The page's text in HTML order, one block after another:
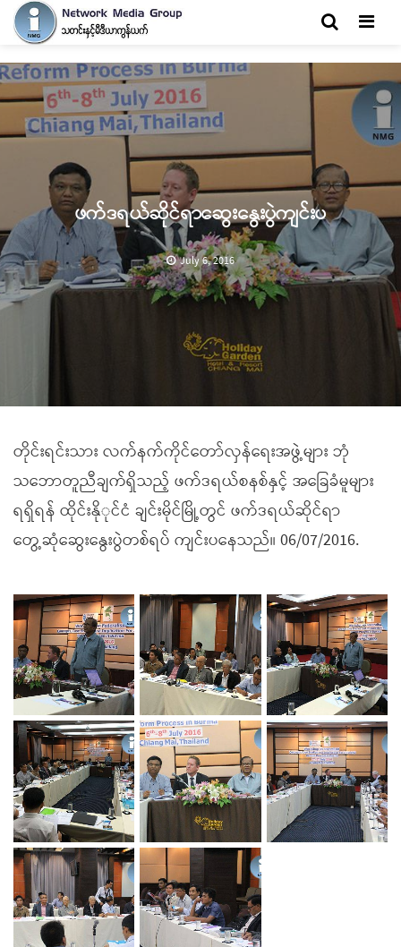
ဖက်ဒရယ်ဆိုင်ရာဆွေးနွေးပွဲကျင်းပ
July 6, 2016
တိုင်းရင်းသား လက်နက်ကိုင်တော်လှန်ရေးအဖွဲ့များ ဘုံ
သဘောတူညီချက်ရှိသည့် ဖက်ဒရယ်စနစ်နှင့် အခြေခံမူများ
ရရှိရန် ထိုင်းနိုုင်ငံ ချင်းမိုင်မြို့တွင် ဖက်ဒရယ်ဆိုင်ရာ
တွေ့ဆုံဆွေးနွေးပွဲတစ်ရပ် ကျင်းပနေသည်။ 06/07/2016.